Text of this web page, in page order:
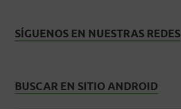
SÍGUENOS EN NUESTRAS REDES
BUSCAR EN SITIO ANDROID